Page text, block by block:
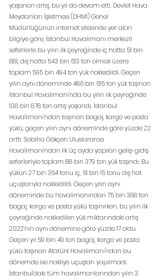
yaşanan artış, bu yıl da devam etti. Devlet Hava
Meydanları İşletmesi (DHMİ) Genel
Müdürlüğünün internet sitesinde yer alan
bilgiye göre, İstanbul Havalimanı merkezli
seferlerle bu yılın ilk çeyreğinde iç hatta 51 bin
881, dış hatta 543 bin 613 ton olmak üzere
toplam 595 bin 494 ton yük nakledildi. Geçen
yılın aynı döneminde 486 bin 616 ton yük taşınan
İstanbul Havalimanı'nda bu yılın ilk çeyreğinde
108 bin 878 ton artış yaşandı. İstanbul
Havalimanı'ndan taşınan bagaj, kargo ve posta
yükü, geçen yılın aynı döneminde göre yüzde 22
arttı. Sabiha Gökçen Uluslararası
Havalimanı'ndan ilk üç ayda yapılan geliş-gidiş
seferleriyle toplam 88 bin 379 ton yük taşındı. Bu
yükün 27 bin 364 tonu iç, 61 bin 15 tonu dış hat
uçuşlarıyla nakledildi. Geçen yılın aynı
döneminde bu havalimanından 75 bin 388 ton
bagaj, kargo ve posta yükü taşınırken, bu yılın ilk
çeyreğinde nakledilen yük miktarındaki artış
2022'nin aynı dönemine göre yüzde 17 oldu.
Geçen yıl 59 bin 49 ton bagaj, kargo ve posta
yükü taşınan Atatürk Havalimanı'ndan bu
dönemde ise nakliye uçuşları yapılmadı.
İstanbul'daki tüm havalimanlarından yılın 3